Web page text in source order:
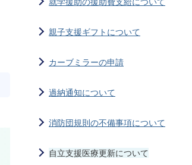
親子支援ギフトについて
カーブミラーの申請
過納通知について
消防団規則の不備事項について
自立支援医療更新について